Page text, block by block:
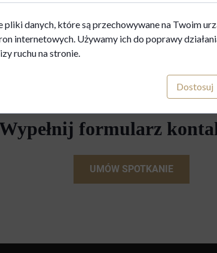
UMÓW SPOTKANIE
formularz
+48 502 279 574​
Zadzwoń do mnie
pliki danych, które są przechowywane na Twoim
internetowych. Używamy ich do poprawy
ruchu na stronie.
Dostosuj